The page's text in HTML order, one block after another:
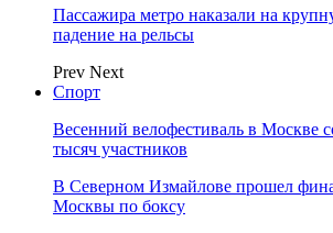
Пассажира метро наказали на
падение на рельсы
Prev Next
Спорт
Весенний велофестиваль в Москве
тысяч участников
В Северном Измайлове прошел
Москвы по боксу